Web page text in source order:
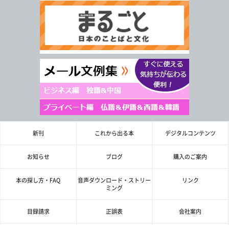
新刊 これから出る本 デジタルコンテンツ
お知らせ ブログ 購入のご案内
本の探し方・FAQ
音声ダウンロード・ストリー
ミング
リンク
目録請求 正誤表 会社案内